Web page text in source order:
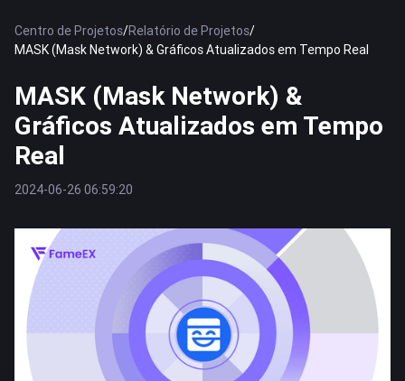
Centro de Projetos/Relatório de Projetos/
MASK (Mask Network) & Gráficos Atualizados em Tempo Real
MASK (Mask Network) &
Gráficos Atualizados em Tempo
Real
2024-06-26 06:59:20